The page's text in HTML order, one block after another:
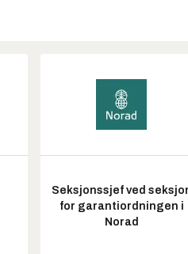
Seksjonssjef ved
for garantiordningen i
Norad